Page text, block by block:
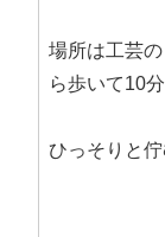
場所は工芸
ら歩いて10
ひっそりと